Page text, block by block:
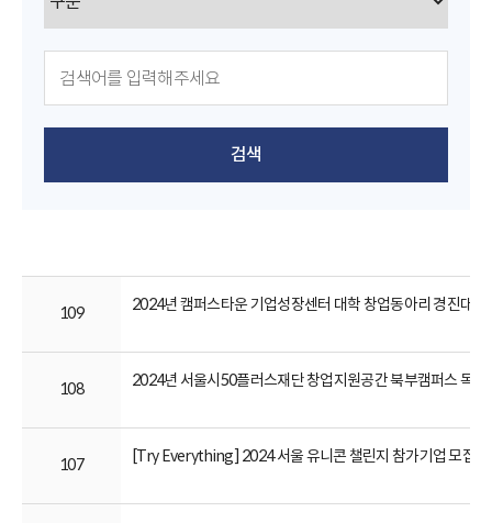
검색
109 2024년 캠퍼스타운 기업성장센터 대학 창업동아리 경진대회
108 2024년 서울시50플러스재단 창업지원공간 북부캠퍼스 독립
107 [Try Everything] 2024 서울 유니콘 챌린지 참가기업 모집